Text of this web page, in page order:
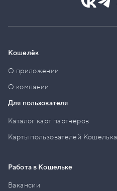
Кошелёк
О приложении
О компании
Для пользователя
Каталог карт партнёров
Карты пользователей Кошелька
Работа в Кошельке
Вакансии